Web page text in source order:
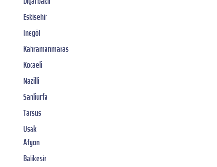
Eskisehir
Inegöl
Kahramanmaras
Kocaeli
Nazilli
Sanliurfa
Tarsus
Usak
Afyon
Balikesir